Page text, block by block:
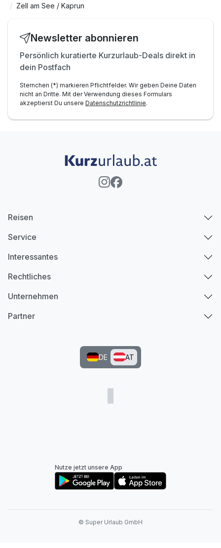
Zell am See / Kaprun
Newsletter abonnieren
Persönlich kuratierte Kurzurlaub-Deals direkt in
dein Postfach
Sternchen (*) markieren Pflichtfelder. Wir geben Deine Daten
nicht an Dritte. Mit der Verwendung dieses Formulars
akzeptierst Du unsere Datenschutzrichtlinie.
Reisen
Service
Interessantes
Rechtliches
Unternehmen
Partner
DE AT
Nutze jetzt unsere App
© Super Urlaub GmbH